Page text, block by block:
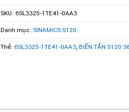
SKU: 6SL3325-1TE41-0AA3
Danh mục: SINAMICS S120
Thẻ: 6SL3325-1TE41-0AA3, BIẾN TẦN S120